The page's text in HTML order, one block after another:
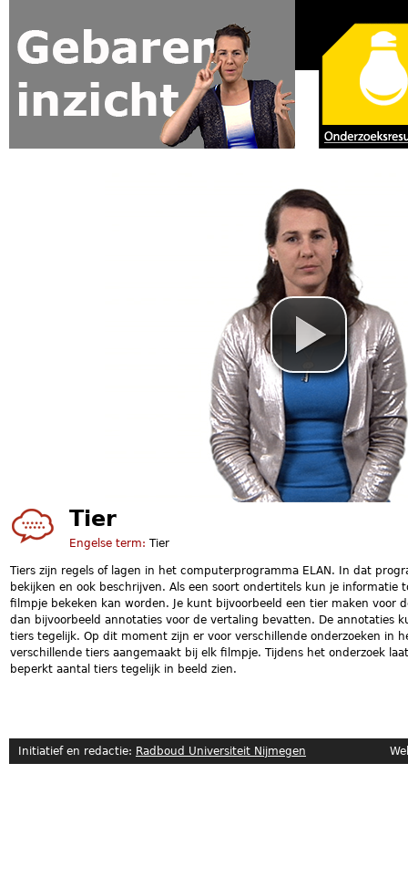
Tier
Engelse term: Tier
Tiers zijn regels of lagen in het computerprogramma ELAN. In dat
bekijken en ook beschrijven. Als een soort ondertitels kun je informatie
filmpje bekeken kan worden. Je kunt bijvoorbeeld een tier maken voor
dan bijvoorbeeld annotaties voor de vertaling bevatten. De annotaties
tiers tegelijk. Op dit moment zijn er voor verschillende onderzoeken in
verschillende tiers aangemaakt bij elk filmpje. Tijdens het onderzoek
beperkt aantal tiers tegelijk in beeld zien.
Initiatief en redactie: Radboud Universiteit Nijmegen